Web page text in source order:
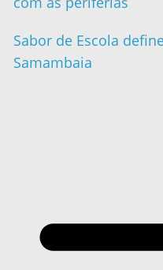
Sabor de Escola
Samambaia